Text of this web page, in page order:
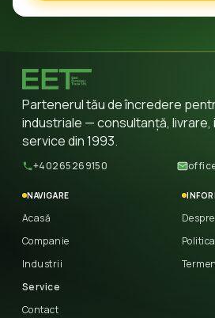
Partenerul tău de încredere
industriale — consultanță, livrare,
service din 1993.
+40265269150
NAVIGARE
Acasă
Companie
Industrii
Service
Contact